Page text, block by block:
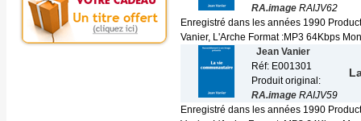
RA.image RAIJV62
Enregistré dans les années 1990
Vanier, L'Arche Format :MP3 64Kbps
Jean Vanier
Réf: E001301
Produit original:
RA.image RAIJV59
Enregistré dans les années 1990